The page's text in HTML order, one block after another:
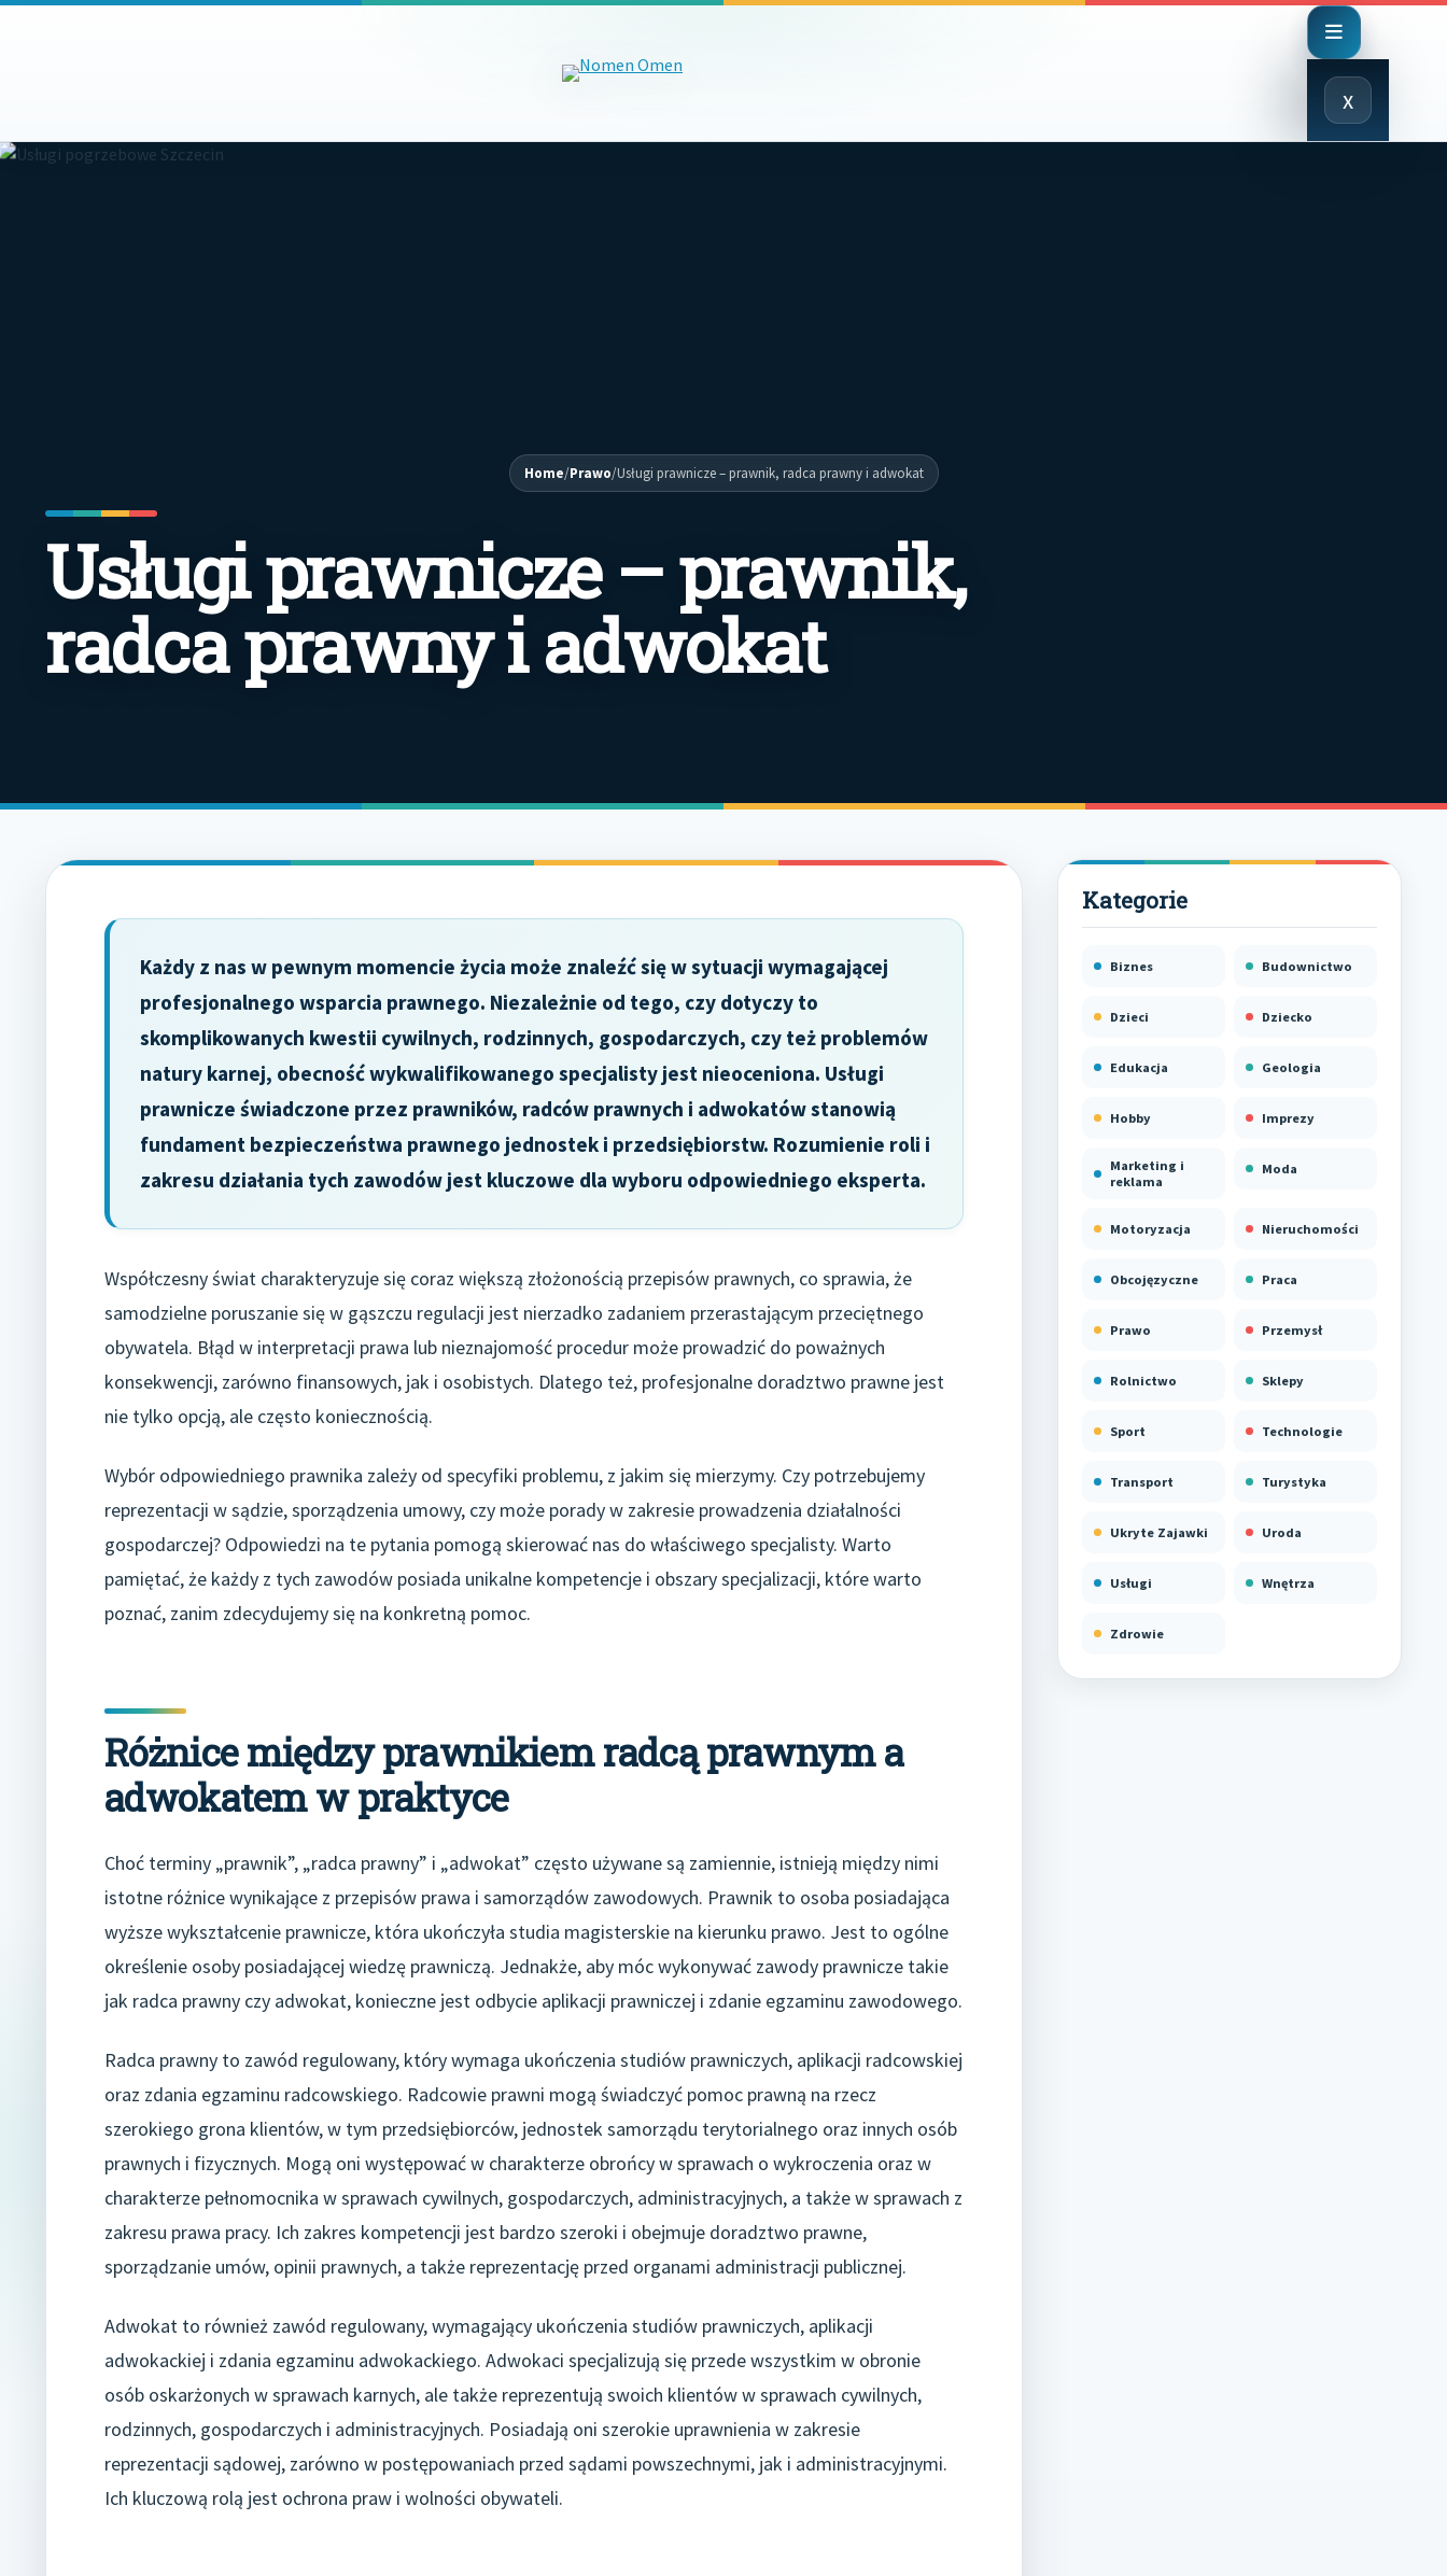
x
Close
Menu
Home/Prawo/Usługi prawnicze – prawnik, radca prawny i adwokat
Usługi prawnicze – prawnik,
radca prawny i adwokat
Każdy z nas w pewnym momencie życia może znaleźć się w sytuacji wymagającej
profesjonalnego wsparcia prawnego. Niezależnie od tego, czy dotyczy to
skomplikowanych kwestii cywilnych, rodzinnych, gospodarczych, czy też problemów
natury karnej, obecność wykwalifikowanego specjalisty jest nieoceniona. Usługi
prawnicze świadczone przez prawników, radców prawnych i adwokatów stanowią
fundament bezpieczeństwa prawnego jednostek i przedsiębiorstw. Rozumienie roli i
zakresu działania tych zawodów jest kluczowe dla wyboru odpowiedniego eksperta.
Współczesny świat charakteryzuje się coraz większą złożonością przepisów prawnych, co sprawia, że
samodzielne poruszanie się w gąszczu regulacji jest nierzadko zadaniem przerastającym przeciętnego
obywatela. Błąd w interpretacji prawa lub nieznajomość procedur może prowadzić do poważnych
konsekwencji, zarówno finansowych, jak i osobistych. Dlatego też, profesjonalne doradztwo prawne jest
nie tylko opcją, ale często koniecznością.
Wybór odpowiedniego prawnika zależy od specyfiki problemu, z jakim się mierzymy. Czy potrzebujemy
reprezentacji w sądzie, sporządzenia umowy, czy może porady w zakresie prowadzenia działalności
gospodarczej? Odpowiedzi na te pytania pomogą skierować nas do właściwego specjalisty. Warto
pamiętać, że każdy z tych zawodów posiada unikalne kompetencje i obszary specjalizacji, które warto
poznać, zanim zdecydujemy się na konkretną pomoc.
Różnice między prawnikiem radcą prawnym a
adwokatem w praktyce
Choć terminy „prawnik”, „radca prawny” i „adwokat” często używane są zamiennie, istnieją między nimi
istotne różnice wynikające z przepisów prawa i samorządów zawodowych. Prawnik to osoba posiadająca
wyższe wykształcenie prawnicze, która ukończyła studia magisterskie na kierunku prawo. Jest to ogólne
określenie osoby posiadającej wiedzę prawniczą. Jednakże, aby móc wykonywać zawody prawnicze takie
jak radca prawny czy adwokat, konieczne jest odbycie aplikacji prawniczej i zdanie egzaminu zawodowego.
Radca prawny to zawód regulowany, który wymaga ukończenia studiów prawniczych, aplikacji radcowskiej
oraz zdania egzaminu radcowskiego. Radcowie prawni mogą świadczyć pomoc prawną na rzecz
szerokiego grona klientów, w tym przedsiębiorców, jednostek samorządu terytorialnego oraz innych osób
prawnych i fizycznych. Mogą oni występować w charakterze obrońcy w sprawach o wykroczenia oraz w
charakterze pełnomocnika w sprawach cywilnych, gospodarczych, administracyjnych, a także w sprawach z
zakresu prawa pracy. Ich zakres kompetencji jest bardzo szeroki i obejmuje doradztwo prawne,
sporządzanie umów, opinii prawnych, a także reprezentację przed organami administracji publicznej.
Adwokat to również zawód regulowany, wymagający ukończenia studiów prawniczych, aplikacji
adwokackiej i zdania egzaminu adwokackiego. Adwokaci specjalizują się przede wszystkim w obronie
osób oskarżonych w sprawach karnych, ale także reprezentują swoich klientów w sprawach cywilnych,
rodzinnych, gospodarczych i administracyjnych. Posiadają oni szerokie uprawnienia w zakresie
reprezentacji sądowej, zarówno w postępowaniach przed sądami powszechnymi, jak i administracyjnymi.
Ich kluczową rolą jest ochrona praw i wolności obywateli.
Biznes Budownictwo
Dzieci Dziecko
Edukacja Geologia
Hobby Imprezy
Marketing i
reklama
Moda
Motoryzacja Nieruchomości
Obcojęzyczne Praca
Prawo Przemysł
Rolnictwo Sklepy
Sport Technologie
Transport Turystyka
Ukryte Zajawki Uroda
Usługi Wnętrza
Zdrowie